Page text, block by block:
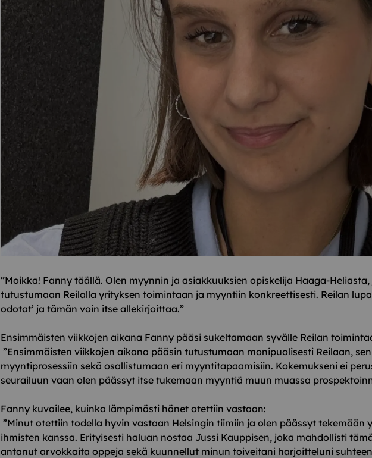
”Moikka! Fanny täällä. Olen myynnin ja asiakkuuksien opiskelija Haaga-
tutustumaan Reilalla yrityksen toimintaan ja myyntiin konkreettisesti. Reilan
odotat’ ja tämän voin itse allekirjoittaa.”
Ensimmäisten viikkojen aikana Fanny pääsi sukeltamaan syvälle Reilan
”Ensimmäisten viikkojen aikana pääsin tutustumaan monipuolisesti Reilaan,
myyntiprosessiin sekä osallistumaan eri myyntitapaamisiin. Kokemukseni ei
seurailuun vaan olen päässyt itse tukemaan myyntiä muun muassa
Fanny kuvailee, kuinka lämpimästi hänet otettiin vastaan:
”Minut otettiin todella hyvin vastaan Helsingin tiimiin ja olen päässyt tekemään
ihmisten kanssa. Erityisesti haluan nostaa Jussi Kauppisen, joka mahdollisti
antanut arvokkaita oppeja sekä kuunnellut minun toiveitani harjoitteluni